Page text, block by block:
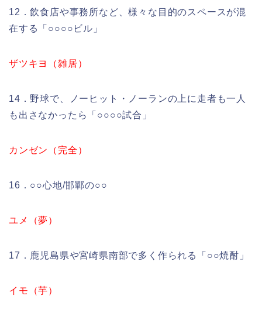
12．飲食店や事務所など、様々な目的のスペースが混
在する「○○○○ビル」
ザツキヨ（雑居）
14．野球で、ノーヒット・ノーランの上に走者も一人
も出さなかったら「○○○○試合」
カンゼン（完全）
16．○○心地/邯鄲の○○
ユメ（夢）
17．鹿児島県や宮崎県南部で多く作られる「○○焼酎」
イモ（芋）